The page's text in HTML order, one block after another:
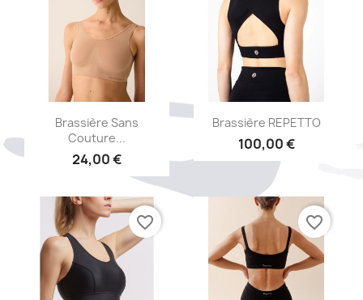
Aperçu rapide
Brassière Sans
Couture...
24,00 €
Aperçu rapide
Brassière REPETTO
100,00 €
favorite_border favorite_border